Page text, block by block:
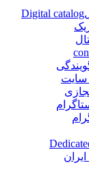
Digital catalog
سایت